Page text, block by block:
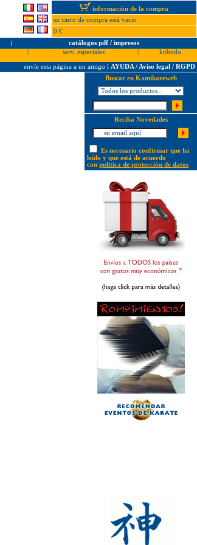
información de la compra
su carro de compra está vacio
0 €
l
catálogos pdf / impresos
serv. especiales
kobudo
envíe esta página a un amigo l AYUDA / Aviso legal / RGPD
Buscar en Kamikazeweb
Reciba Novedades
Es necesario confirmar que ha
leído y que está de acuerdo
con política de protección de datos